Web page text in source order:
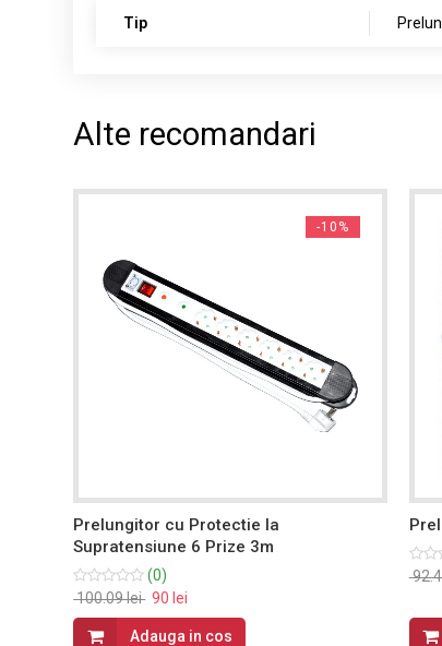
Tip
Alte recomandari
-10%
Prelungitor cu Protectie la
Supratensiune 6 Prize 3m
(0)
100.09 lei 90 lei
Adauga in cos